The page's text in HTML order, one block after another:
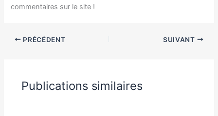
commentaires sur le site !
PRÉCÉDENT SUIVANT
Publications similaires